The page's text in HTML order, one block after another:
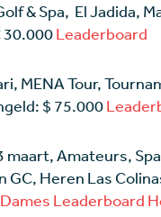
& Spa, El Jadida,
30.000Leaderboard
MENA Tour,
$ 75.000
maart, Amateurs,
GC, Heren Las
Leaderboard